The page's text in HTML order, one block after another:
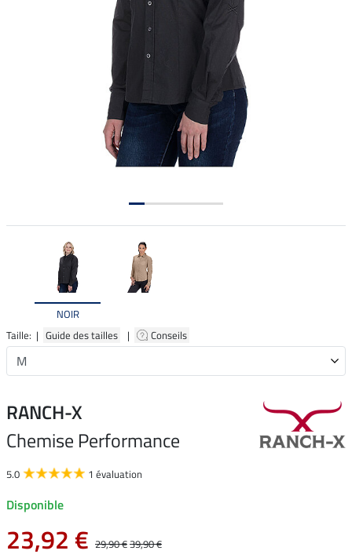
NOIR
Taille: | Guide des tailles | Conseils
RANCH-X
Chemise Performance
5.0 1 évaluation
Disponible
23,92 € 29,90 €39,90 €